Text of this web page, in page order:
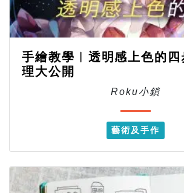
手繪教學︱透明感上色的
理大公開
Roku小鎖
藝術及手作